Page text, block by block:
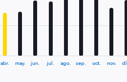
abr. may. jun. jul. ago. sep. oct. nov.